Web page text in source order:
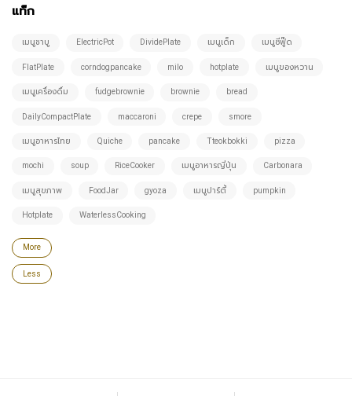
แท็ก
เมนูชาบู ElectricPot DividePlate เมนูเด็ก เมนูซีฟู๊ด
FlatPlate corndogpancake milo hotplate เมนูของหวาน
เมนูเครื่องดื่ม fudgebrownie brownie bread
DailyCompactPlate maccaroni crepe smore
เมนูอาหารไทย Quiche pancake Tteokbokki pizza
mochi soup RiceCooker เมนูอาหารญี่ปุ่น Carbonara
เมนูสุขภาพ FoodJar gyoza เมนูปาร์ตี้ pumpkin
Hotplate WaterlessCooking
More
Less